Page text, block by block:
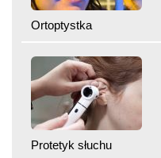
Ortoptystka
Protetyk słuchu